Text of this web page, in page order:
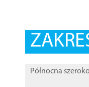
Północna